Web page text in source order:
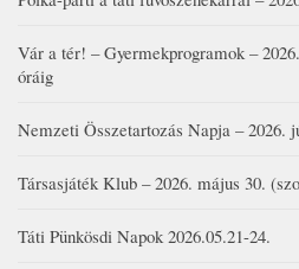
Vár a tér! – Gyermekprogramok –
óráig
Nemzeti Összetartozás Napja – 2026.
Társasjáték Klub – 2026. május 30.
Táti Pünkösdi Napok 2026.05.21-24.